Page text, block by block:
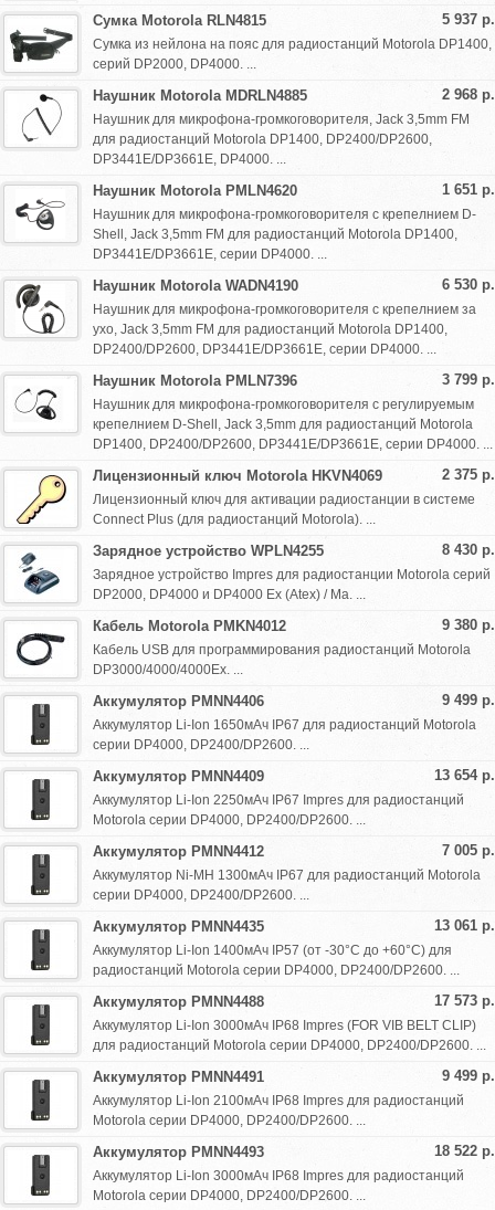
5 937 р.
Сумка Motorola RLN4815
Сумка из нейлона на пояс для радиостанций Motorola DP1400,
серий DP2000, DP4000. ...
2 968 р.
Наушник Motorola MDRLN4885
Наушник для микрофона-громкоговорителя, Jack 3,5mm FM
для радиостанций Motorola DP1400, DP2400/DP2600,
DP3441E/DP3661E, DP4000. ...
1 651 р.
Наушник Motorola PMLN4620
Наушник для микрофона-громкоговорителя с крепелнием D-
Shell, Jack 3,5mm FM для радиостанций Motorola DP1400,
DP3441E/DP3661E, серии DP4000. ...
6 530 р.
Наушник Motorola WADN4190
Наушник для микрофона-громкоговорителя с крепелнием за
ухо, Jack 3,5mm FM для радиостанций Motorola DP1400,
DP2400/DP2600, DP3441E/DP3661E, серии DP4000. ...
3 799 р.
Наушник Motorola PMLN7396
Наушник для микрофона-громкоговорителя с регулируемым
крепелнием D-Shell, Jack 3,5mm для радиостанций Motorola
DP1400, DP2400/DP2600, DP3441E/DP3661E, серии DP4000. ...
2 375 р.
Лицензионный ключ Motorola HKVN4069
Лицензионный ключ для активации радиостанции в системе
Connect Plus (для радиостанций Motorola). ...
8 430 р.
Зарядное устройство WPLN4255
Зарядное устройство Impres для радиостанции Motorola серий
DP2000, DP4000 и DP4000 Ex (Atex) / Ma. ...
9 380 р.
Кабель Motorola PMKN4012
Кабель USB для программирования радиостанций Motorola
DP3000/4000/4000Ex. ...
9 499 р.
Аккумулятор PMNN4406
Аккумулятор Li-Ion 1650мАч IP67 для радиостанций Motorola
серии DP4000, DP2400/DP2600. ...
13 654 р.
Аккумулятор PMNN4409
Аккумулятор Li-Ion 2250мАч IP67 Impres для радиостанций
Motorola серии DP4000, DP2400/DP2600. ...
7 005 р.
Аккумулятор PMNN4412
Аккумулятор Ni-MH 1300мАч IP67 для радиостанций Motorola
серии DP4000, DP2400/DP2600. ...
13 061 р.
Аккумулятор PMNN4435
Аккумулятор Li-Ion 1400мАч IP57 (от -30°С до +60°С) для
радиостанций Motorola серии DP4000, DP2400/DP2600. ...
17 573 р.
Аккумулятор PMNN4488
Аккумулятор Li-Ion 3000мАч IP68 Impres (FOR VIB BELT CLIP)
для радиостанций Motorola серии DP4000, DP2400/DP2600. ...
9 499 р.
Аккумулятор PMNN4491
Аккумулятор Li-Ion 2100мАч IP68 Impres для радиостанций
Motorola серии DP4000, DP2400/DP2600. ...
18 522 р.
Аккумулятор PMNN4493
Аккумулятор Li-Ion 3000мАч IP68 Impres для радиостанций
Motorola серии DP4000, DP2400/DP2600. ...